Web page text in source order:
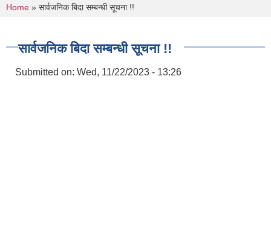
You are here
Home » सार्वजनिक बिदा सम्बन्धी सूचना !!
सार्वजनिक बिदा सम्बन्धी सूचना !!
Submitted on: Wed, 11/22/2023 - 13:26